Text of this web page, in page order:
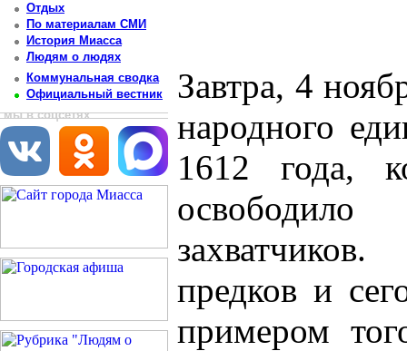
Отдых
По материалам СМИ
История Миасса
Людям о людях
Коммунальная сводка
Официальный вестник
мы в соцсетях
Завтра, 4
народного
1612 года,
предков и
примером